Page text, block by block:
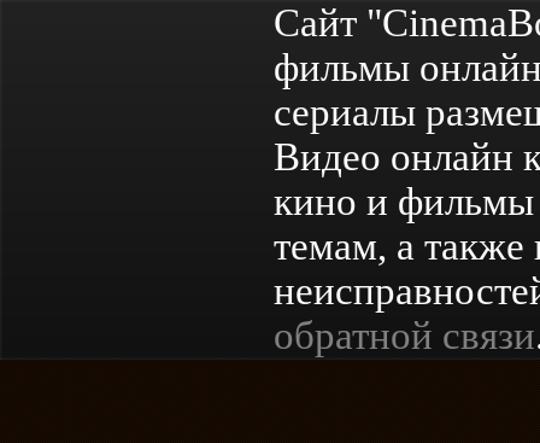
Сайт
фильмы
сериалы
Видео онлайн
кино и
темам, а
обратной связи